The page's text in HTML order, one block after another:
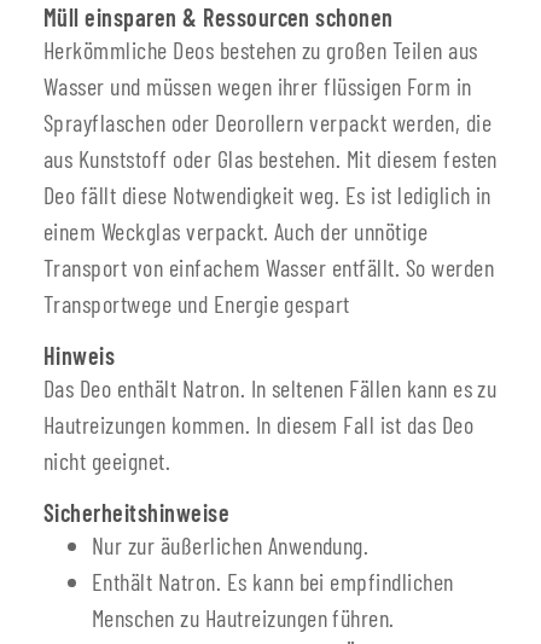
Müll einsparen & Ressourcen schonen
Herkömmliche Deos bestehen zu großen Teilen aus
Wasser und müssen wegen ihrer flüssigen Form in
Sprayflaschen oder Deorollern verpackt werden, die
aus Kunststoff oder Glas bestehen. Mit diesem festen
Deo fällt diese Notwendigkeit weg. Es ist lediglich in
einem Weckglas verpackt. Auch der unnötige
Transport von einfachem Wasser entfällt. So werden
Transportwege und Energie gespart
Hinweis
Das Deo enthält Natron. In seltenen Fällen kann es zu
Hautreizungen kommen. In diesem Fall ist das Deo
nicht geeignet.
Sicherheitshinweise
Nur zur äußerlichen Anwendung.
Enthält Natron. Es kann bei empfindlichen
Menschen zu Hautreizungen führen.